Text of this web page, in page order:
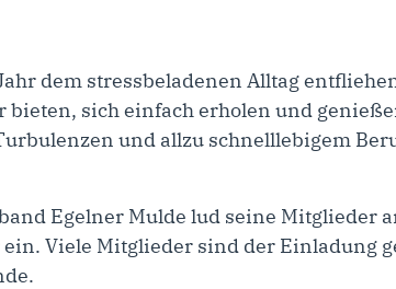
dem stressbeladenen Alltag
bieten, sich einfach erholen und
und allzu schnelllebigem
Egelner Mulde lud seine Mitglieder
Viele Mitglieder sind der Einladung